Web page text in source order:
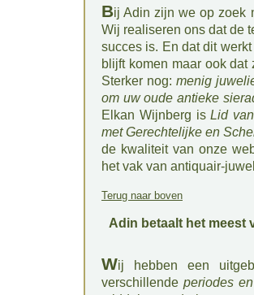
Bij Adin zijn we op zoek
Wij realiseren ons dat de
succes is. En dat dit
blijft komen maar ook
Sterker nog: menig
om uw oude antieke
Elkan Wijnberg isLid
met Gerechtelijke en
de kwaliteit van onze
het vak van antiquair-
Terug naar boven
Adin betaalt het meest
Wij hebben een
verschillendeperiodes